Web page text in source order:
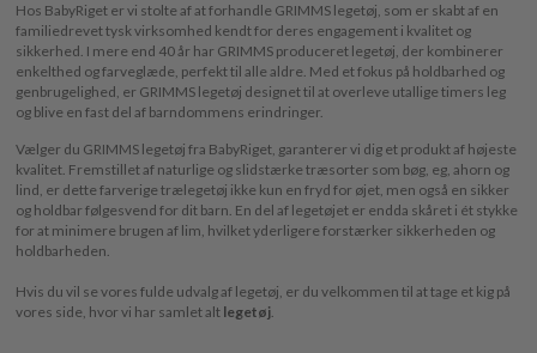
Hos BabyRiget er vi stolte af at forhandle GRIMMS legetøj, som er skabt af en
familiedrevet tysk virksomhed kendt for deres engagement i kvalitet og
sikkerhed. I mere end 40 år har GRIMMS produceret legetøj, der kombinerer
enkelthed og farveglæde, perfekt til alle aldre. Med et fokus på holdbarhed og
genbrugelighed, er GRIMMS legetøj designet til at overleve utallige timers leg
og blive en fast del af barndommens erindringer.
Vælger du GRIMMS legetøj fra BabyRiget, garanterer vi dig et produkt af højeste
kvalitet. Fremstillet af naturlige og slidstærke træsorter som bøg, eg, ahorn og
lind, er dette farverige trælegetøj ikke kun en fryd for øjet, men også en sikker
og holdbar følgesvend for dit barn. En del af legetøjet er endda skåret i ét stykke
for at minimere brugen af lim, hvilket yderligere forstærker sikkerheden og
holdbarheden.
Hvis du vil se vores fulde udvalg af legetøj, er du velkommen til at tage et kig på
vores side, hvor vi har samlet alt legetøj.